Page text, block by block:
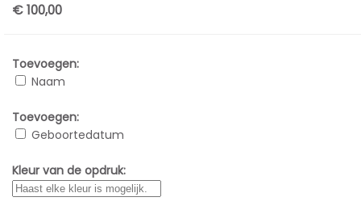
€ 100,00
Toevoegen:
Naam
Toevoegen:
Geboortedatum
Kleur van de opdruk: